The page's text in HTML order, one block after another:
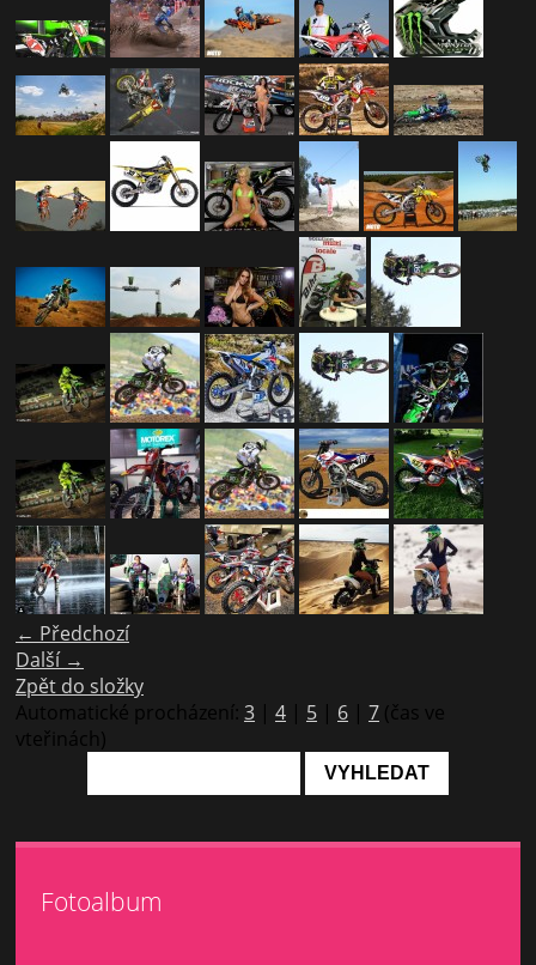
← Předchozí
Další →
Zpět do složky
Automatické procházení: 3 | 4 | 5 | 6 | 7 (čas ve
vteřinách)
Fotoalbum